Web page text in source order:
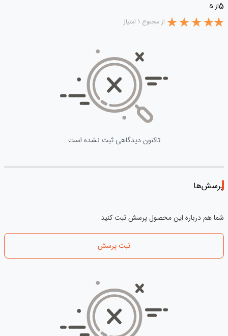
5از 5
از مجموع 1 امتیاز
تاکنون دیدگاهی ثبت نشده است
پرسش‌ها
شما هم درباره این محصول پرسش ثبت کنید
ثبت پرسش